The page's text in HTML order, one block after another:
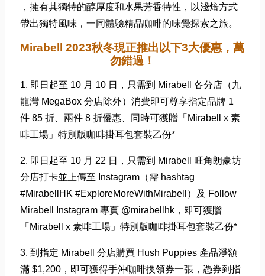
，擁有其獨特的醇厚度和水果芳香特性，以淺焙方式
帶出獨特風味， 一同體驗精品咖啡的味覺探索之旅。
Mirabell 2023秋冬現正推出以下3大優惠，萬
勿錯過！
1. 即日起至 10 月 10 日，只需到 Mirabell 各分店（九
龍灣 MegaBox 分店除外）消費即可尊享指定品牌 1
件 85 折、兩件 8 折優惠、同時可獲贈「Mirabell x 素
啡工場」特別版咖啡掛耳包套裝乙份*
2. 即日起至 10 月 22 日，只需到 Mirabell 旺角朗豪坊
分店打卡並上傳至 Instagram（需 hashtag
#MirabellHK #ExploreMoreWithMirabell）及 Follow
Mirabell Instagram 專頁 @mirabellhk，即可獲贈
「Mirabell x 素啡工場」特別版咖啡掛耳包套裝乙份*
3. 到指定 Mirabell 分店購買 Hush Puppies 產品淨額
滿 $1,200，即可獲得手沖咖啡換領券一張， 憑券到指